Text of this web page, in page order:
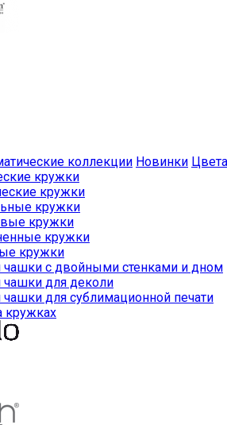
коллекции Новинки Цвета
кружки
кружки
кружки
кружки
кружки
кружки
чашки с двойными стенками и дном
для деколи
для сублимационной печати
кружках